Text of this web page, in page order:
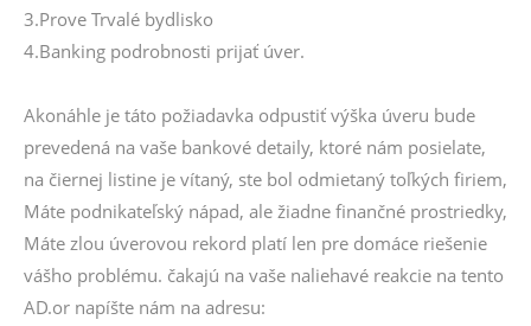
3.Prove Trvalé bydlisko
4.Banking podrobnosti prijať úver.
Akonáhle je táto požiadavka odpustiť výška úveru bude
prevedená na vaše bankové detaily, ktoré nám posielate,
na čiernej listine je vítaný, ste bol odmietaný toľkých firiem,
Máte podnikateľský nápad, ale žiadne finančné prostriedky,
Máte zlou úverovou rekord platí len pre domáce riešenie
vášho problému. čakajú na vaše naliehavé reakcie na tento
AD.or napíšte nám na adresu: